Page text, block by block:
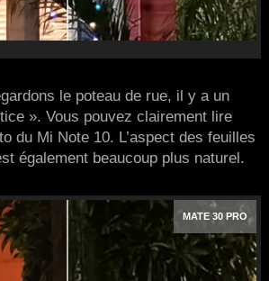
le poteau de rue, il y a un
». Vous pouvez clairement lire
du Mi Note 10. L’aspect des feuilles
également beaucoup plus naturel.
MATE 30 PRO